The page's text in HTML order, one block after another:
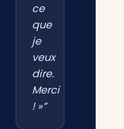
ce
que
je
veux
dire.
Merci
! »”